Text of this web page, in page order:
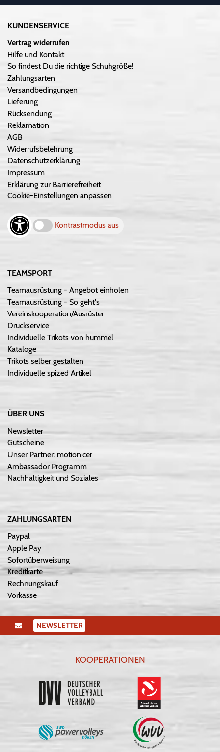
KUNDENSERVICE
Vertrag widerrufen
Hilfe und Kontakt
So findest Du die richtige Schuhgröße!
Zahlungsarten
Versandbedingungen
Lieferung
Rücksendung
Reklamation
AGB
Widerrufsbelehrung
Datenschutzerklärung
Impressum
Erklärung zur Barrierefreiheit
Cookie-Einstellungen anpassen
Kontrastmodus aus
TEAMSPORT
Teamausrüstung - Angebot einholen
Teamausrüstung - So geht's
Vereinskooperation/Ausrüster
Druckservice
Individuelle Trikots von hummel
Kataloge
Trikots selber gestalten
Individuelle spized Artikel
ÜBER UNS
Newsletter
Gutscheine
Unser Partner: motionicer
Ambassador Programm
Nachhaltigkeit und Soziales
ZAHLUNGSARTEN
Paypal
Apple Pay
Sofortüberweisung
Kreditkarte
Rechnungskauf
Vorkasse
NEWSLETTER
KOOPERATIONEN